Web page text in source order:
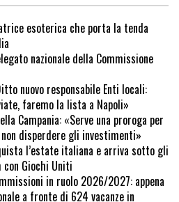
esoterica che porta la tenda
nazionale della Commissione
nuovo responsabile Enti locali:
faremo la lista a Napoli»
Campania: «Serve una proroga per
disperdere gli investimenti»
l’estate italiana e arriva sotto gli
Giochi Uniti
in ruolo 2026/2027: appena
a fronte di 624 vacanze in